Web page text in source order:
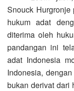
Snouck Hurgronje
hukum adat
diterima oleh
pandangan ini
adat Indonesia
Indonesia,
bukan derivat dari